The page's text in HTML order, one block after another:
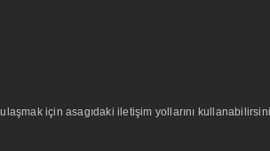
için asagıdaki iletişim yollarını